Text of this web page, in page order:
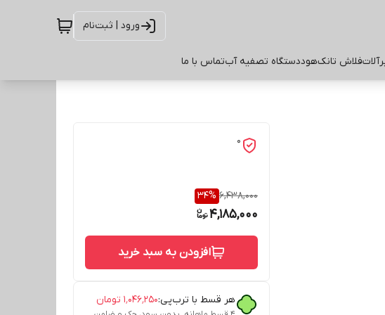
ورود | ثبت‌نام
فلاش تانکهوددستگاه تصفیه آبتماس با ما
0
6,438,000
34%
4,185,000
افزودن به سبد خرید
هر قسط با ترب‌پی:۱٬۰۴۶٬۲۵۰ تومان